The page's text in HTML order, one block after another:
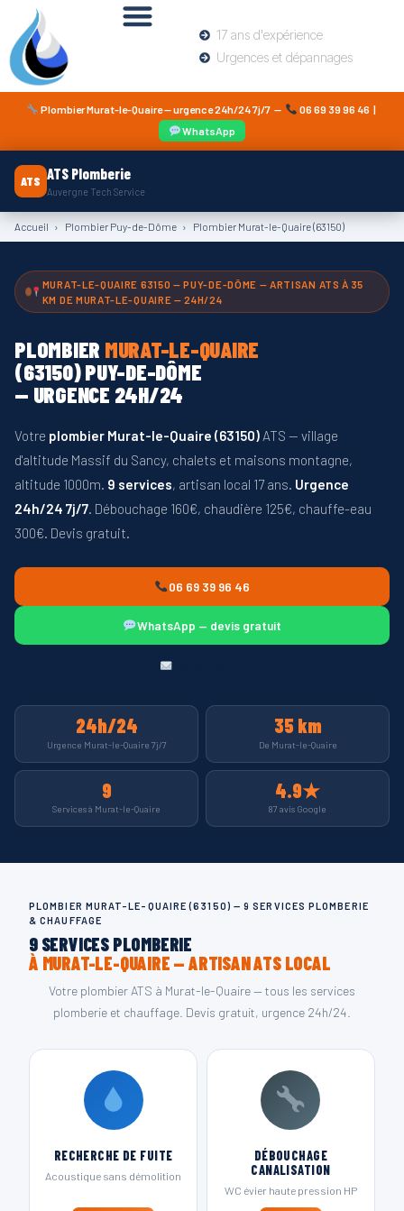
17 ans d'expérience
Urgences et dépannages
Plombier Murat-le-Quaire — urgence 24h/24 7j/7 — 06 69 39 96 46 |
WhatsApp
ATS ATS Plomberie
Auvergne Tech Service
Accueil › Plombier Puy-de-Dôme › Plombier Murat-le-Quaire (63150)
MURAT-LE-QUAIRE 63150 — PUY-DE-DÔME — ARTISAN ATS À 35
KM DE MURAT-LE-QUAIRE — 24H/24
PLOMBIER MURAT-LE-QUAIRE
(63150) PUY-DE-DÔME
— URGENCE 24H/24
Votre plombier Murat-le-Quaire (63150) ATS — village
d'altitude Massif du Sancy, chalets et maisons montagne,
altitude 1000m. 9 services, artisan local 17 ans. Urgence
24h/24 7j/7. Débouchage 160€, chaudière 125€, chauffe-eau
300€. Devis gratuit.
06 69 39 96 46
WhatsApp — devis gratuit
24h/24
Urgence Murat-le-Quaire 7j/7
35 km
De Murat-le-Quaire
9
Services à Murat-le-Quaire
4.9★
87 avis Google
PLOMBIER MURAT-LE-QUAIRE (63150) — 9 SERVICES PLOMBERIE
& CHAUFFAGE
9 SERVICES PLOMBERIE
À MURAT-LE-QUAIRE — ARTISAN ATS LOCAL
Votre plombier ATS à Murat-le-Quaire — tous les services
plomberie et chauffage. Devis gratuit, urgence 24h/24.
RECHERCHE DE FUITE
Acoustique sans démolition
DÉBOUCHAGE
CANALISATION
WC évier haute pression HP